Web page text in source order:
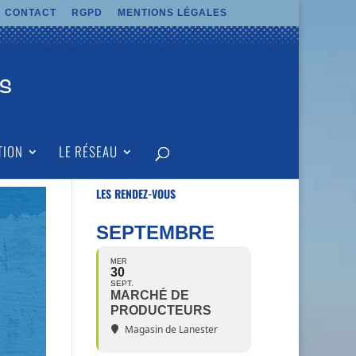
CONTACT RGPD MENTIONS LÉGALES
LE RÉSEAU
LES RENDEZ-VOUS
SEPTEMBRE
MER
30
SEPT.
MARCHÉ DE
PRODUCTEURS
Magasin de Lanester